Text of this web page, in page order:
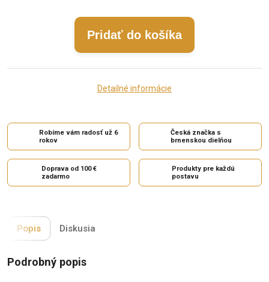
Pridať do košíka
Detailné informácie
Robíme vám radosť už 6
rokov
Česká značka s
brnenskou dielňou
Doprava od 100 €
zadarmo
Produkty pre každú
postavu
Popis Diskusia
Podrobný popis